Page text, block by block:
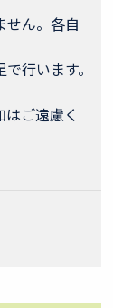
せん。各自
行います。
ご遠慮く